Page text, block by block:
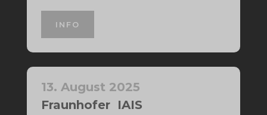
INFO
13. August 2025
Fraunhofer IAIS